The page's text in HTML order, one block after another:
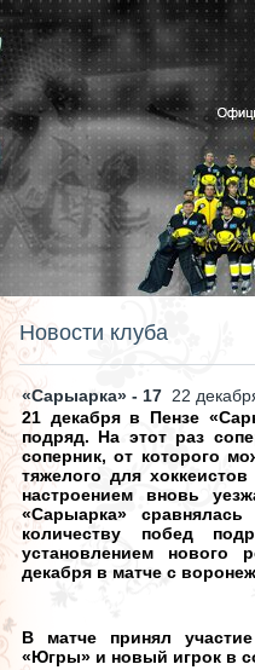
Новости клуба
«Сарыарка» - 17 22
21 декабря в Пензе
подряд. На этот раз
соперник, от которого
тяжелого для
настроением вновь
«Сарыарка»
количеству побед
установлением
декабря в матче с
В матче принял
«Югры» и новый игрок в